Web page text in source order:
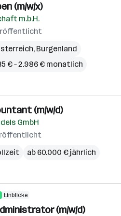
(m/w/x)
m.b.H.
, Burgenland
€ – 2.986 € monatlich
(m/w/d)
GmbH
ab 60.000 € jährlich
Einblicke
(m/w/d)